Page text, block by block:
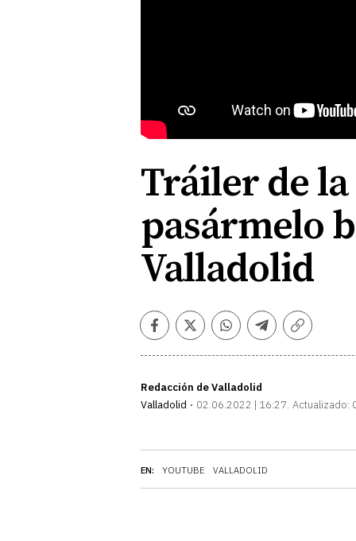
Tráiler de
pasármelo
Valladolid
Facebook
TwitterWhatsapp
Telegram
Copiar
Redacción de Valladolid
Valladolid
02.06.2022 | 16:27 Actualizado:
EN: YOUTUBE VALLADOLID